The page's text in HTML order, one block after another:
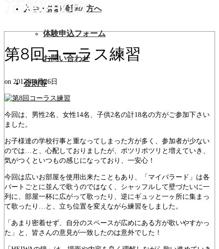
入会・体験希望の方へ
体験申込フォーム
お問い合わせ
会則等
第8回コーラス練習
on 2017年4月26日
今回は、男性2名、女性14名、子供2名の計18名の方がご参加下さい
ました。
お子様達の学校行事と重なってしまった方が多く、参加者が少ない
のでは…と、心配しておりましたが、ポツリポツリと増えていき、
気がつくといつもの感じになっており、一安心！
今回は広いお部屋を使用出来たこともあり、「マイバラード」は各
パートごとに並んで歌うのではなく、シャッフルして壁づたいに一
列に、部屋一杯に広がって歌ったり、逆にギュッと一ヶ所に集まっ
て歌ったり…と、立ち位置を変えながら練習をしました。
「あまり密着せず、自分のスペースが広めにある方が歌いやすかっ
た」と、皆さんの意見が一致したのは意外でした！